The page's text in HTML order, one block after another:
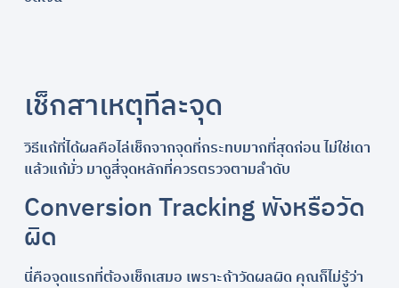
เช็กสาเหตุทีละจุด
วิธีแก้ที่ได้ผลคือไล่เช็กจากจุดที่กระทบมากที่สุดก่อน ไม่ใช่เดา
แล้วแก้มั่ว มาดูสี่จุดหลักที่ควรตรวจตามลำดับ
Conversion Tracking พังหรือวัด
ผิด
นี่คือจุดแรกที่ต้องเช็กเสมอ เพราะถ้าวัดผลผิด คุณก็ไม่รู้ว่า